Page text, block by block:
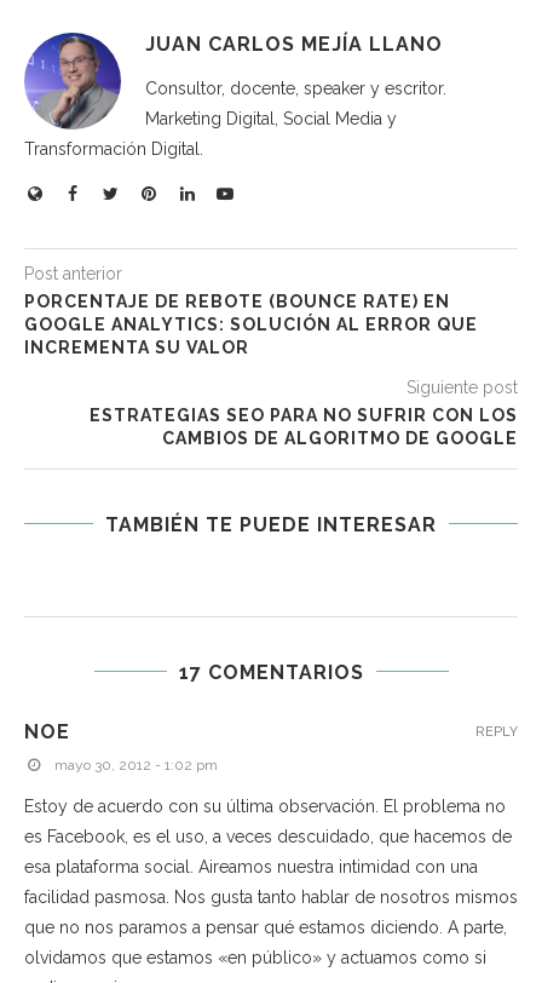
JUAN CARLOS MEJÍA LLANO
Consultor, docente, speaker y escritor.
Marketing Digital, Social Media y
Transformación Digital.
Post anterior
PORCENTAJE DE REBOTE (BOUNCE RATE) EN
GOOGLE ANALYTICS: SOLUCIÓN AL ERROR QUE
INCREMENTA SU VALOR
Siguiente post
ESTRATEGIAS SEO PARA NO SUFRIR CON LOS
CAMBIOS DE ALGORITMO DE GOOGLE
TAMBIÉN TE PUEDE INTERESAR
17 COMENTARIOS
NOE
mayo 30, 2012 - 1:02 pm
Estoy de acuerdo con su última observación. El problema no
es Facebook, es el uso, a veces descuidado, que hacemos de
esa plataforma social. Aireamos nuestra intimidad con una
facilidad pasmosa. Nos gusta tanto hablar de nosotros mismos
que no nos paramos a pensar qué estamos diciendo. A parte,
olvidamos que estamos «en público» y actuamos como si
REPLY